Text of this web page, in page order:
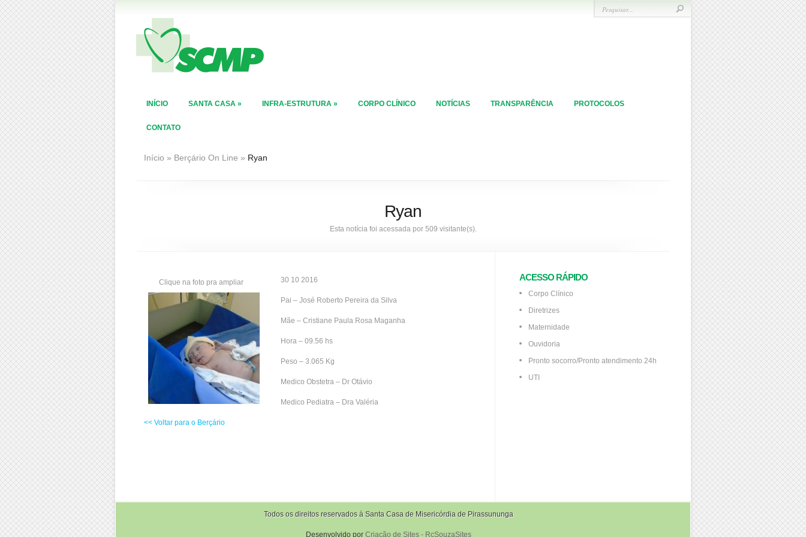
INÍCIO SANTA CASA » INFRA-ESTRUTURA » CORPO CLÍNICO NOTÍCIAS TRANSPARÊNCIA PROTOCOLOS
CONTATO
Início » Berçário On Line » Ryan
Ryan
Esta notícia foi acessada por 509 visitante(s).
Clique na foto pra ampliar 30 10 2016
Pai – José Roberto Pereira da Silva
Mãe – Cristiane Paula Rosa Maganha
Hora – 09.56 hs
Peso – 3.065 Kg
Medico Obstetra – Dr Otávio
Medico Pediatra – Dra Valéria
<< Voltar para o Berçário
ACESSO RÁPIDO
Corpo Clínico
Diretrizes
Maternidade
Ouvidoria
Pronto socorro/Pronto atendimento 24h
UTI
Todos os direitos reservados à Santa Casa de Misericórdia de Pirassununga
Desenvolvido por Criação de Sites - RcSouzaSites